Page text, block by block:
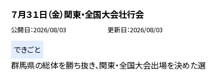
７月３１日（金）関東・全国大会壮行会
公開日 2026/08/03 更新日 2026/08/03
できごと
群馬県の総体を勝ち抜き、関東・全国大会出場を決めた選